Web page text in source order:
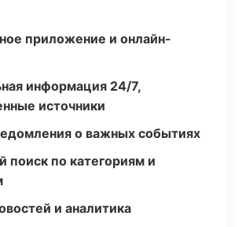
приложение и онлайн-
информация 24/7,
источники
о важных событиях
поиск по категориям и
и аналитика